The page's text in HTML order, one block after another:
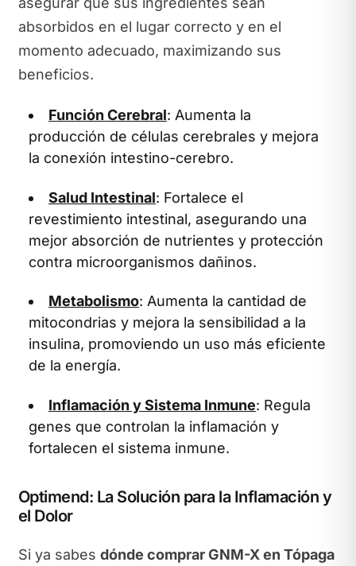
absorbidos en el lugar correcto y en el
momento adecuado, maximizando sus
beneficios.
Función Cerebral: Aumenta la
producción de células cerebrales y mejora
la conexión intestino-cerebro.
Salud Intestinal: Fortalece el
revestimiento intestinal, asegurando una
mejor absorción de nutrientes y protección
contra microorganismos dañinos.
Metabolismo: Aumenta la cantidad de
mitocondrias y mejora la sensibilidad a la
insulina, promoviendo un uso más eficiente
de la energía.
Inflamación y Sistema Inmune: Regula
genes que controlan la inflamación y
fortalecen el sistema inmune.
Optimend: La Solución para la Inflamación y
el Dolor
Si ya sabes dónde comprar GNM-X en Tópaga